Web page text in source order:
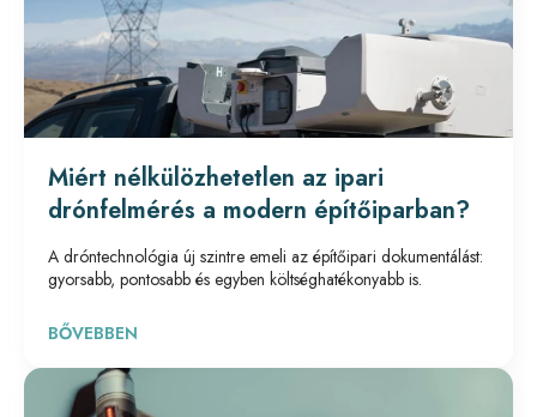
Miért nélkülözhetetlen az ipari
drónfelmérés a modern építőiparban?
A dróntechnológia új szintre emeli az építőipari dokumentálást:
gyorsabb, pontosabb és egyben költséghatékonyabb is.
BŐVEBBEN